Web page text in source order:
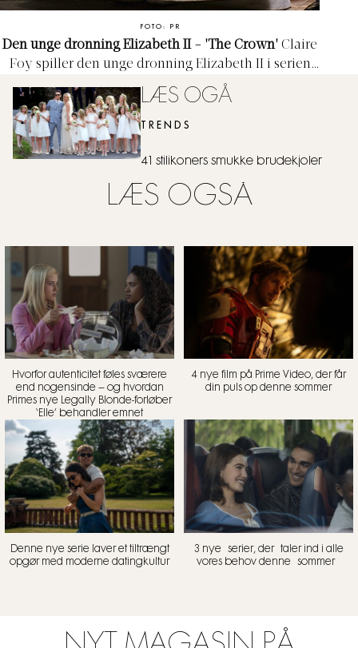
FOTO: PR
Den unge dronning Elizabeth II - 'The Crown' Claire
Foy spiller den unge dronning Elizabeth II i serien
'The Crown'. Brudekjolen er en nøjagtig kopi af den
dronning Elizabeth II bar, da hun giftede sig med
prins Phillip i 1947. Og selvom man kun ser den i 9
minutter i seriens første episode, er den ikke til at
tage øjnene fra.
LÆS OGÅ
TRENDS
41 stilikoners smukke brudekjoler
LÆS OGSÅ
Hvorfor autenticitet føles sværere
end nogensinde – og hvordan
Primes nye Legally Blonde-forløber
‘Elle’ behandler emnet
4 nye film på Prime Video, der får
din puls op denne sommer
Denne nye serie laver et tiltrængt
opgør med moderne datingkultur
3 nye serier, der taler ind i alle
vores behov denne sommer